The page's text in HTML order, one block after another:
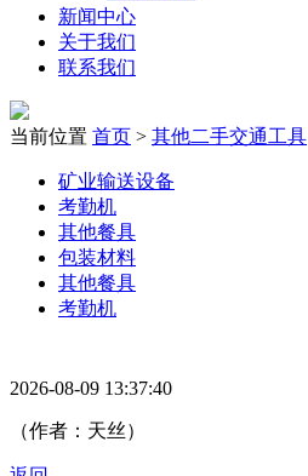
新闻中心
关于我们
联系我们
当前位置 首页 > 其他二手交通工具
矿业输送设备
考勤机
其他餐具
包装材料
其他餐具
考勤机
2026-08-09 13:37:40
（作者：天丝）